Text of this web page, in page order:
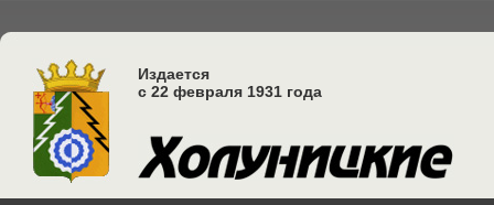
Издается
с 22 февраля 1931 года